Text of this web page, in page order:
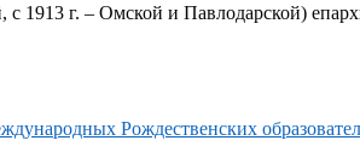
г. – Омской и Павлодарской)